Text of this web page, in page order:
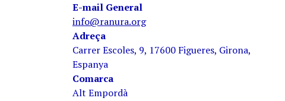
E-mail General
info@ranura.org
Adreça
Carrer Escoles, 9, 17600 Figueres, Girona,
Espanya
Comarca
Alt Empordà